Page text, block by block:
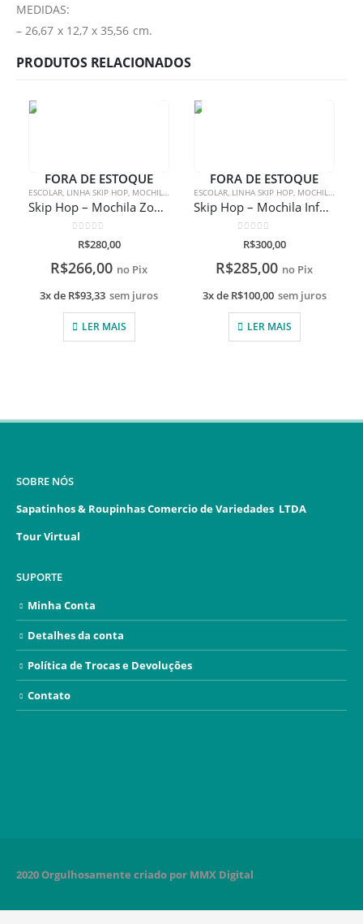
MEDIDAS:
– 26,67 x 12,7 x 35,56 cm.
PRODUTOS RELACIONADOS
FORA DE ESTOQUE
ESCOLAR, LINHA SKIP HOP, MOCHILAS MOCHILAS
Skip Hop – Mochila Zoo Tubarão
de 5
R$280,00
R$266,00 no Pix
3x de R$93,33 sem juros
LER MAIS
FORA DE ESTOQUE
ESCOLAR, LINHA SKIP HOP, MOCHILAS
Skip Hop – Mochila Infantil Unicórnio
de 5
R$300,00
R$285,00 no Pix
3x de R$100,00 sem juros
LER MAIS
SOBRE NÓS
Sapatinhos & Roupinhas Comercio de Variedades LTDA
Tour Virtual
SUPORTE
Minha Conta
Detalhes da conta
Política de Trocas e Devoluções
Contato
2020 Orgulhosamente criado por MMX Digital